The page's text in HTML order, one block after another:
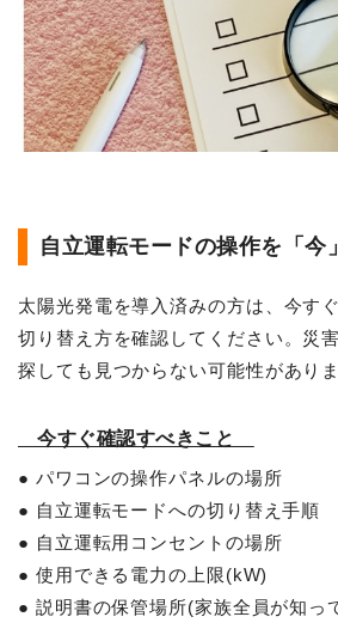
自立運転モードの操作を「今
太陽光発電を導入済みの方は、今す
切り替え方を確認してください。災
探しても見つからない可能性がありま
今すぐ確認すべきこと
● パワコンの操作パネルの場所
● 自立運転モードへの切り替え手順
● 自立運転用コンセントの場所
● 使用できる電力の上限(kW)
● 説明書の保管場所(家族全員が知っ